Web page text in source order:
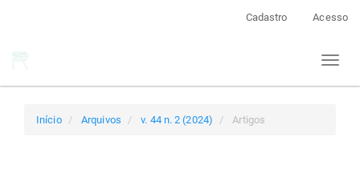
Cadastro Acesso
Toggle
Início Arquivos v. 44 n. 2 (2024) Artigos